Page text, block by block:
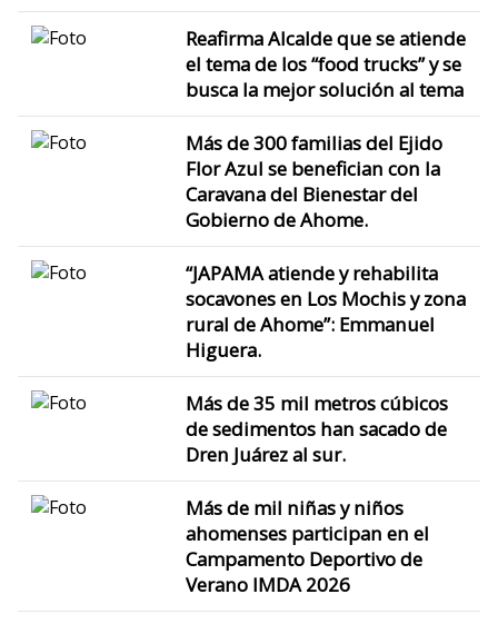
Reafirma Alcalde que se atiende
el tema de los “food trucks” y se
busca la mejor solución al tema
Más de 300 familias del Ejido
Flor Azul se benefician con la
Caravana del Bienestar del
Gobierno de Ahome.
“JAPAMA atiende y rehabilita
socavones en Los Mochis y zona
rural de Ahome”: Emmanuel
Higuera.
Más de 35 mil metros cúbicos
de sedimentos han sacado de
Dren Juárez al sur.
Más de mil niñas y niños
ahomenses participan en el
Campamento Deportivo de
Verano IMDA 2026